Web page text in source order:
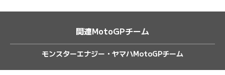
関連MotoGPチーム
モンスターエナジー・ヤマハMotoGPチーム